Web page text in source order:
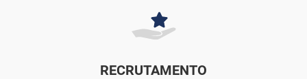
RECRUTAMENTO